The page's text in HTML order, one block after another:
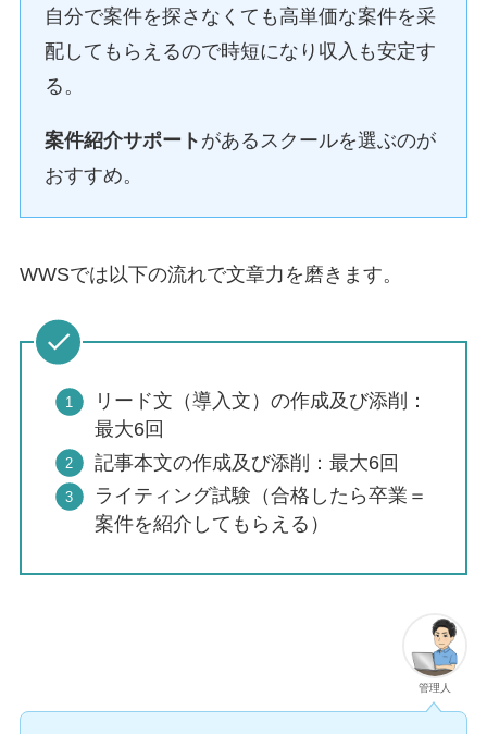
自分で案件を探さなくても高単価な案件を采
配してもらえるので時短になり収入も安定す
る。
案件紹介サポート があるスクールを選ぶのが
おすすめ。
WWSでは以下の流れで文章力を磨きます。
リード文（導入文）の作成及び添削：
最大6回
記事本文の作成及び添削：最大6回
ライティング試験（合格したら卒業＝
案件を紹介してもらえる）
管理人